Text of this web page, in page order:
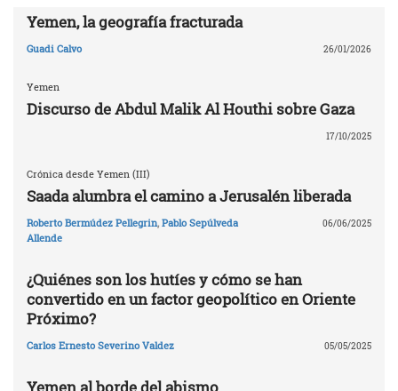
Yemen, la geografía fracturada
Guadi Calvo 26/01/2026
Yemen
Discurso de Abdul Malik Al Houthi sobre Gaza
17/10/2025
Crónica desde Yemen (III)
Saada alumbra el camino a Jerusalén liberada
Roberto Bermúdez Pellegrin, Pablo Sepúlveda
Allende
06/06/2025
¿Quiénes son los hutíes y cómo se han
convertido en un factor geopolítico en Oriente
Próximo?
Carlos Ernesto Severino Valdez 05/05/2025